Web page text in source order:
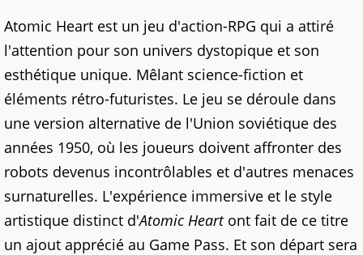
Atomic Heart est un jeu d'action-RPG qui a attiré
l'attention pour son univers dystopique et son
esthétique unique. Mêlant science-fiction et
éléments rétro-futuristes. Le jeu se déroule dans
une version alternative de l'Union soviétique des
années 1950, où les joueurs doivent affronter des
robots devenus incontrôlables et d'autres menaces
surnaturelles. L'expérience immersive et le style
artistique distinct d'Atomic Heartont fait de ce titre
un ajout apprécié au Game Pass. Et son départ sera